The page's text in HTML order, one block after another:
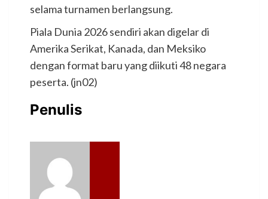
selama turnamen berlangsung.
Piala Dunia 2026 sendiri akan digelar di
Amerika Serikat, Kanada, dan Meksiko
dengan format baru yang diikuti 48 negara
peserta. (jn02)
Penulis